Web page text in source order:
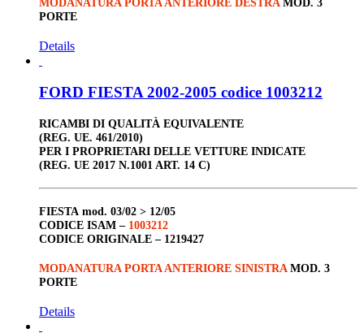
PORTE
Details
FORD FIESTA 2002-2005 codice 1003212
RICAMBI DI QUALITÀ EQUIVALENTE
(REG. UE. 461/2010)
PER I PROPRIETARI DELLE VETTURE INDICATE
(REG. UE 2017 N.1001 ART. 14 C)
FIESTA mod. 03/02 > 12/05
CODICE ISAM – 1003212
CODICE ORIGINALE – 1219427
MODANATURA PORTA ANTERIORE SINISTRA MOD. 3
PORTE
Details